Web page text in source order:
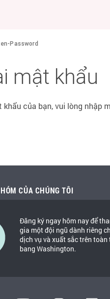
Password
mật khẩu
của bạn, vui lòng nhập
CỦA CHÚNG TÔI
Đăng ký ngay hôm nay để
gia một đội ngũ dành riêng
dịch vụ và xuất sắc trên toàn
bang Washington.